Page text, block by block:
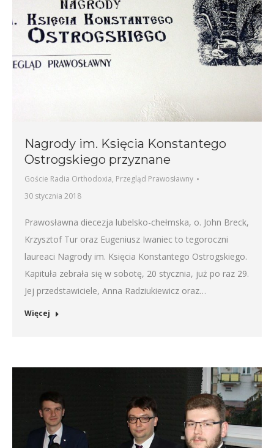
Nagrody im. Księcia Konstantego
Ostrogskiego przyznane
Goście Radia Orthodoxia, Przegląd Prawosławny
30 stycznia 2018
Prawosławna diecezja lubelsko-chełmska, o. John Breck,
Krzysztof Tur oraz Eugeniusz Iwaniec to tegoroczni
laureaci Nagrody im. Księcia Konstantego Ostrogskiego.
Kapituła zebrała się w sobotę, 20 stycznia, już po raz 29.
Jej przedstawiciele, Anna Radziukiewicz oraz…
Więcej